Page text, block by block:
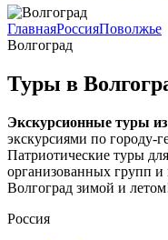
ГлавнаяРоссияПоволжье
Волгоград
Туры в
Экскурсионные туры
экскурсиями по городу-
Патриотические туры
организованных групп
Волгоград зимой и
Россия